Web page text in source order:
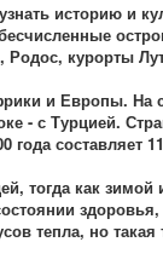
историю и
курорты
и Европы. На
- с Турцией.
составляет
тогда как
тепла, но